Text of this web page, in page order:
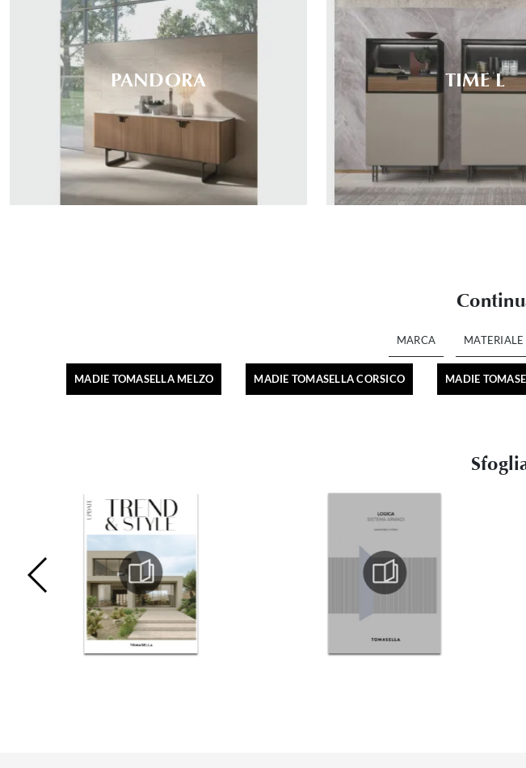
PANDORA TIME L
MARCA MATERIALE
MADIE TOMASELLA MELZO MADIE TOMASELLA CORSICO MADIE